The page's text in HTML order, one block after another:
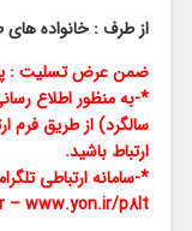
از طرف : خانواده
ضمن عرض تسلیت :
*-به منظور اطلاع
ارتباط باشید.
*-سامانه ارتباطی
–www.yon.ir/p8lt